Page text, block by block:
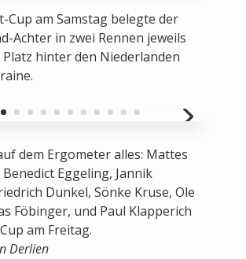
Cup am Samstag belegte der
Achter in zwei Rennen jeweils
hinter den Niederlanden
dem Ergometer alles: Mattes
Eggeling, Jannik
Dunkel, Sönke Kruse, Ole
Föbinger, und Paul Klapperich
am Freitag.
Derlien